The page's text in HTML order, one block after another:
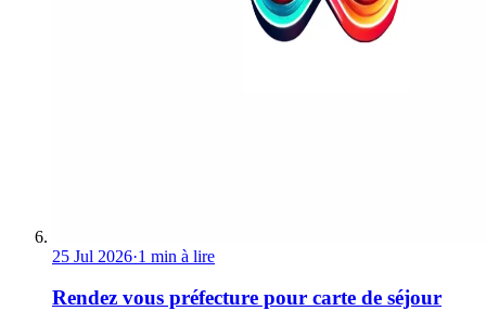
25 Jul 2026·1 min à lire
Rendez vous préfecture pour carte de séjour